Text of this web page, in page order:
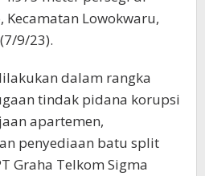
Kecamatan Lowokwaru,
9/23).
dalam rangka
tindak pidana korupsi
apartemen,
penyediaan batu split
Graha Telkom Sigma